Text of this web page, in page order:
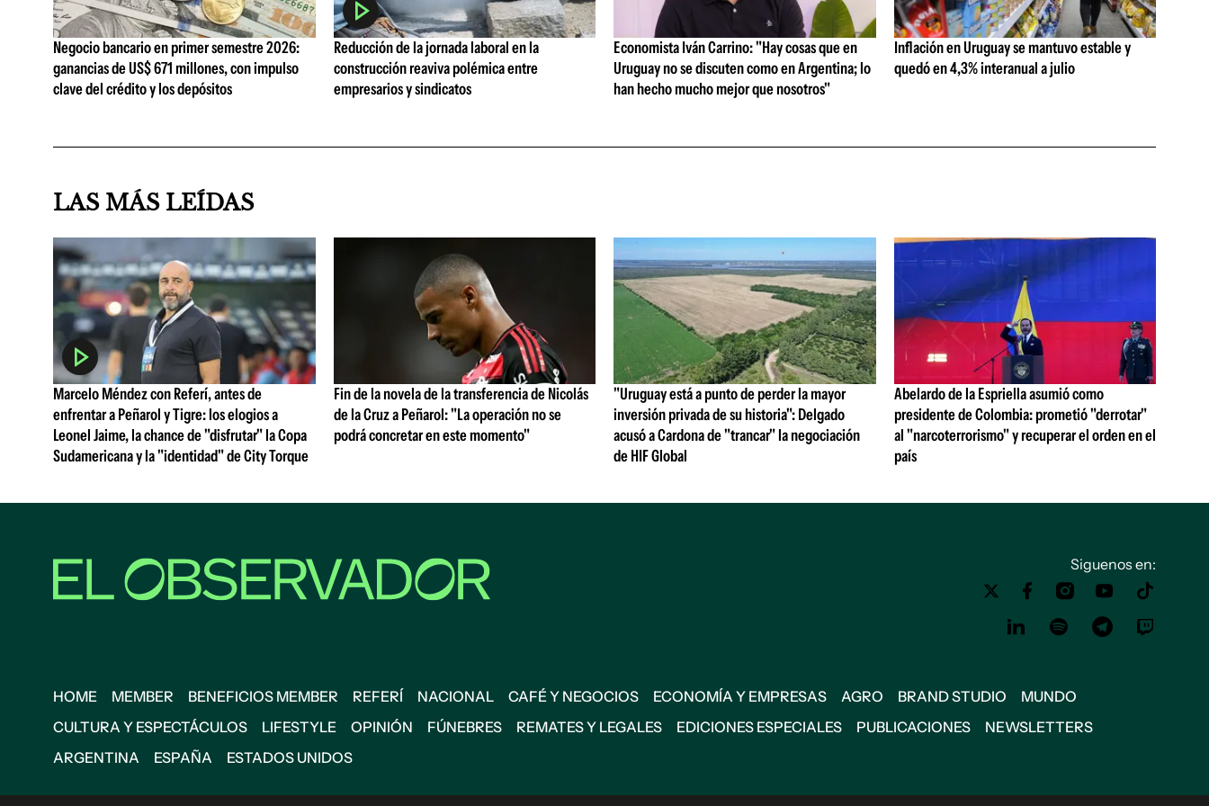
Negocio bancario en primer semestre 2026:
ganancias de US$ 671 millones, con impulso
clave del crédito y los depósitos
Reducción de la jornada laboral en la
construcción reaviva polémica entre
empresarios y sindicatos
Economista Iván Carrino: "Hay cosas que en
Uruguay no se discuten como en Argentina; lo
han hecho mucho mejor que nosotros"
Inflación en Uruguay se mantuvo estable y
quedó en 4,3% interanual a julio
LAS MÁS LEÍDAS
Marcelo Méndez con Referí, antes de
enfrentar a Peñarol y Tigre: los elogios a
Leonel Jaime, la chance de "disfrutar" la Copa
Sudamericana y la "identidad" de City Torque
Fin de la novela de la transferencia de Nicolás
de la Cruz a Peñarol: "La operación no se
podrá concretar en este momento"
"Uruguay está a punto de perder la mayor
inversión privada de su historia": Delgado
acusó a Cardona de "trancar" la negociación
de HIF Global
Abelardo de la Espriella asumió como
presidente de Colombia: prometió "derrotar"
al "narcoterrorismo" y recuperar el orden en el
país
Siguenos en:
HOME MEMBER BENEFICIOS MEMBER REFERÍ NACIONAL CAFÉ Y NEGOCIOS ECONOMÍA Y EMPRESAS AGRO BRAND STUDIO
MUNDO
CULTURA Y ESPECTÁCULOS
LIFESTYLE OPINIÓN FÚNEBRES REMATES Y LEGALES EDICIONES ESPECIALES PUBLICACIONES
NEWSLETTERS
ARGENTINA
ESPAÑA ESTADOS UNIDOS